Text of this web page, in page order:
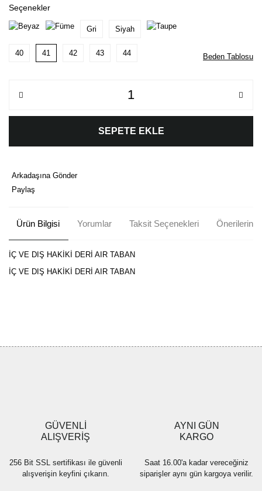
Seçenekler
Gri Siyah
40 41 42 43 44 Beden Tablosu
SEPETE EKLE
Arkadaşına Gönder
Paylaş
Ürün Bilgisi Yorumlar Taksit Seçenekleri Önerileriniz
İÇ VE DIŞ HAKİKİ DERİ AIR TABAN
İÇ VE DIŞ HAKİKİ DERİ AIR TABAN
Ürün fiyatı diğer sitelerden daha pahalı.
Bu ürüne benzer farklı alternatifler olmalı.
GÜVENLİ
ALIŞVERİŞ
256 Bit SSL sertifikası ile güvenli
alışverişin keyfini çıkarın.
AYNI GÜN
KARGO
Saat 16.00'a kadar vereceğiniz
siparişler aynı gün kargoya verilir.